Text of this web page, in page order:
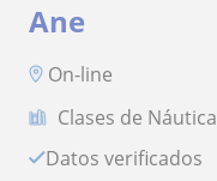
Ane
On-line
Clases de Náutica
Datos verificados